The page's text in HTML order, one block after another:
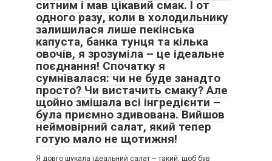
ситним і мав цікавий смак. І от
одного разу, коли в холодильнику
залишилася лише пекінська
капуста, банка тунця та кілька
овочів, я зрозуміла – це ідеальне
поєднання! Спочатку я
сумнівалася: чи не буде занадто
просто? Чи вистачить смаку? Але
щойно змішала всі інгредієнти –
була приємно здивована. Вийшов
неймовірний салат, який тепер
готую мало не щотижня!
Я довго шукала ідеальний салат – такий, щоб був